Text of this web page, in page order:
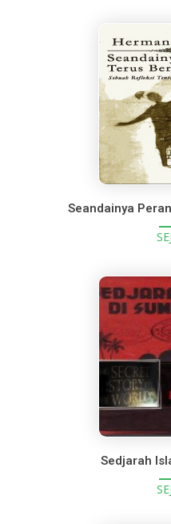
Seandainya
Sedjarah